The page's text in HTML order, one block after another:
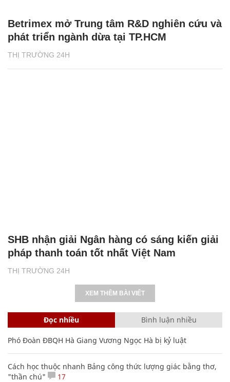
THỊ TRƯỜNG 24H
Betrimex mở Trung tâm R&D nghiên cứu và
phát triển ngành dừa tại TP.HCM
THỊ TRƯỜNG 24H
SHB nhận giải Ngân hàng có sáng kiến giải
pháp thanh toán tốt nhất Việt Nam
XEM THÊM BÀI VIẾT
Đọc nhiều Bình luận nhiều
Phó Đoàn ĐBQH Hà Giang Vương Ngọc Hà bị kỷ luật
Cách học thuộc nhanh Bảng công thức lượng giác bằng thơ,
"thần chú"
17